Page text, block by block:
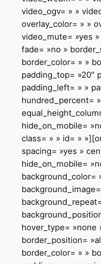
video_ogv= » »
overlay_color= » »
video_mute= »yes
fade= »no »
border_color= » »
padding_top= »20″
padding_left= » »
hundred_percent=
hide_on_mobile=
class= » » id= »
spacing= »yes »
hide_on_mobile=
background_color=
hover_type= »none
border_position=
border_color= » »